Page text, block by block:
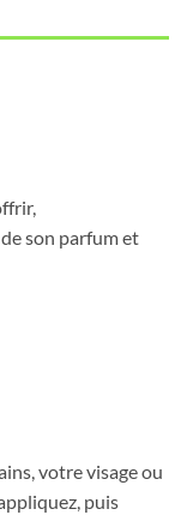
son parfum et
votre visage ou
puis